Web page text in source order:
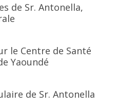
de Sr. Antonella,
le Centre de Santé
Yaoundé
de Sr. Antonella